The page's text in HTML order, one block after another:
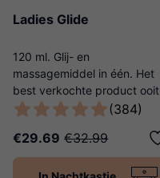
Ladies Glide
120 ml. Glij- en
massagemiddel in één. Het
best verkochte product ooit
van Ladies Night! (384)
€29.69 €32.99